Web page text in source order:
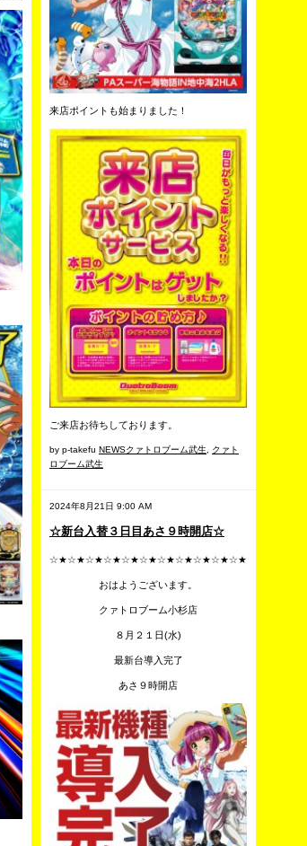
来店ポイントも始まりました！
ご来店お待ちしております。
by p-takefu NEWSクァトロブーム武生
クァト
ロブーム武生
2024年8月21日 9:00 AM
☆新台入替３日目あさ９時開店☆
☆★☆★☆★☆★☆★☆★☆★☆★☆★☆★☆★
おはようございます。
クァトロブーム小杉店
８月２１日(水)
最新台導入完了
あさ９時開店